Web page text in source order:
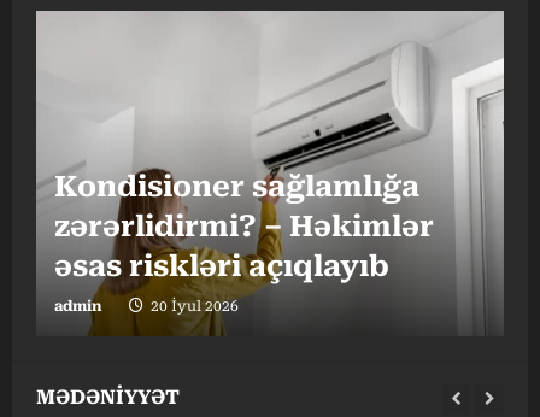
Kondisioner sağlamlığa
zərərlidirmi? – Həkimlər
əsas riskləri açıqlayıb
admin 20 İyul 2026
MƏDƏNİYYƏT